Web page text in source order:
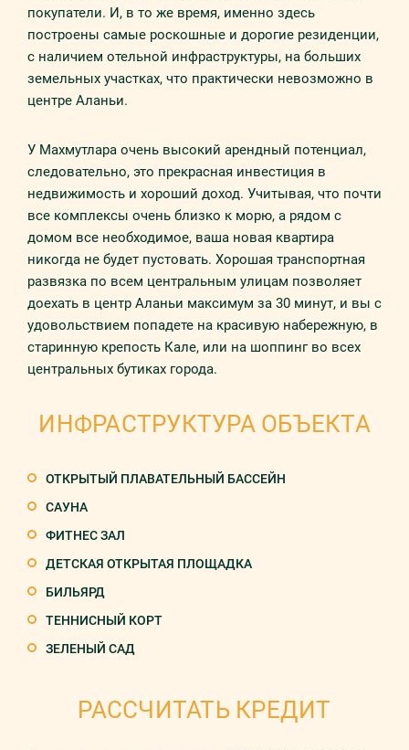
покупатели. И, в то же время, именно здесь
построены самые роскошные и дорогие резиденции,
с наличием отельной инфраструктуры, на больших
земельных участках, что практически невозможно в
центре Аланьи.
У Махмутлара очень высокий арендный потенциал,
следовательно, это прекрасная инвестиция в
недвижимость и хороший доход. Учитывая, что почти
все комплексы очень близко к морю, а рядом с
домом все необходимое, ваша новая квартира
никогда не будет пустовать. Хорошая транспортная
развязка по всем центральным улицам позволяет
доехать в центр Аланьи максимум за 30 минут, и вы с
удовольствием попадете на красивую набережную, в
старинную крепость Кале, или на шоппинг во всех
центральных бутиках города.
ИНФРАСТРУКТУРА ОБЪЕКТА
ОТКРЫТЫЙ ПЛАВАТЕЛЬНЫЙ БАССЕЙН
САУНА
ФИТНЕС ЗАЛ
ДЕТСКАЯ ОТКРЫТАЯ ПЛОЩАДКА
БИЛЬЯРД
ТЕННИСНЫЙ КОРТ
ЗЕЛЕНЫЙ САД
РАССЧИТАТЬ КРЕДИТ